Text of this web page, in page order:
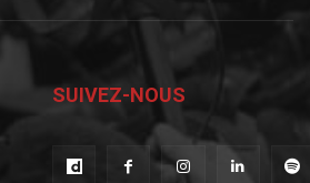
SUIVEZ-NOUS